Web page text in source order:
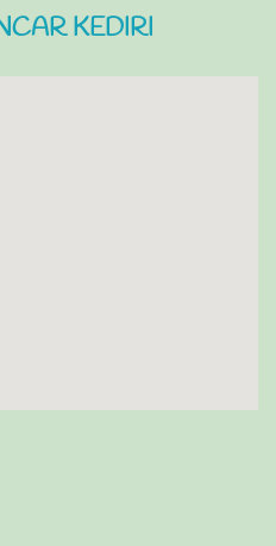
KEDIRI